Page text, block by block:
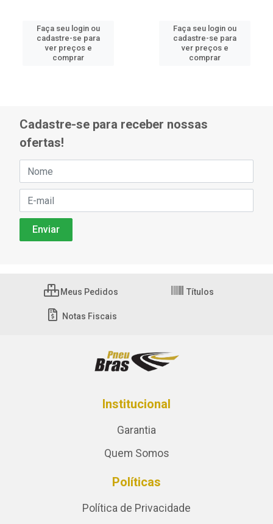
Faça seu login ou
cadastre-se para
ver preços e
comprar
Faça seu login ou
cadastre-se para
ver preços e
comprar
Cadastre-se para receber nossas
ofertas!
Meus Pedidos Títulos
Notas Fiscais
Institucional
Garantia
Quem Somos
Políticas
Política de Privacidade